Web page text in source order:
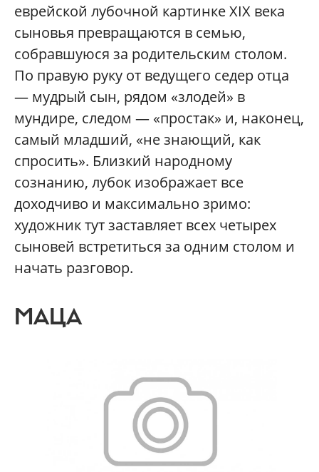
еврейской лубочной картинке XIX века
сыновья превращаются в семью,
собравшуюся за родительским столом.
По правую руку от ведущего седер отца
— муд­рый сын, рядом «злодей» в
мундире, следом — «простак» и, наконец,
самый младший, «не знающий, как
спросить». Близкий народному
сознанию, лубок изображает все
доходчиво и максимально зримо:
художник тут заставляет всех четырех
сыновей встретиться за одним столом и
начать разговор.
МАЦА